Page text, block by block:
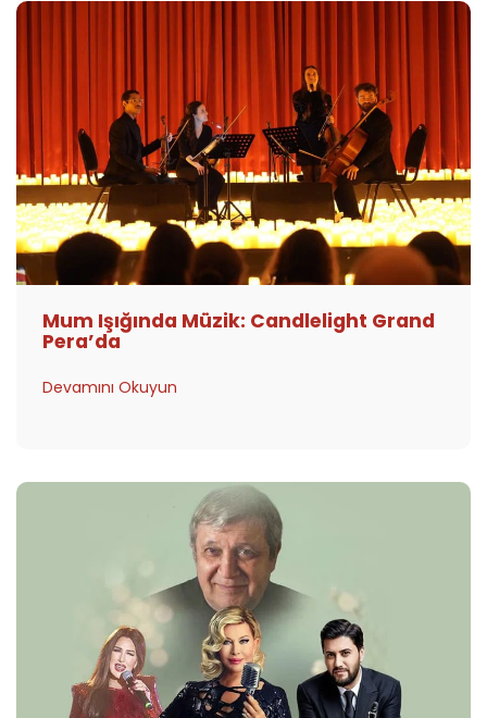
Mum Işığında Müzik: Candlelight Grand
Pera’da
Devamını Okuyun